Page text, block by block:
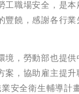
工職場安全，是
豐饒，感謝各行
境，勞動部也提
案，協助雇主提
安全衛生輔導計